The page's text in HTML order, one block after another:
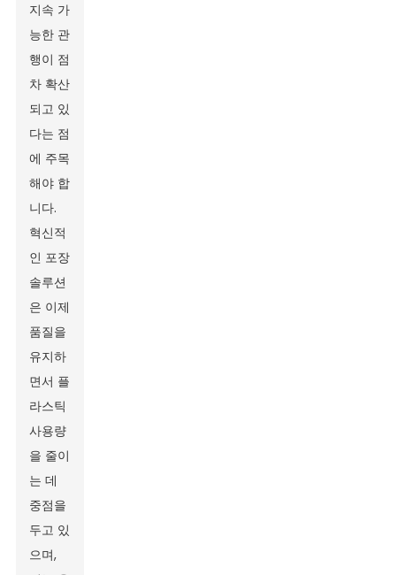
지속 가
능한 관
행이 점
차 확산
되고 있
다는 점
에 주목
해야 합
니다.
혁신적
인 포장
솔루션
은 이제
품질을
유지하
면서 플
라스틱
사용량
을 줄이
는 데
중점을
두고 있
으며,